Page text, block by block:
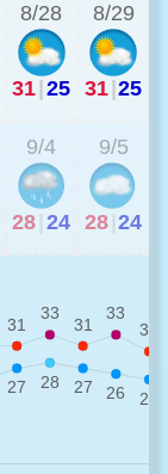
8/28
31|25
8/29
31|25
9/4
28 24
9/5
28 24